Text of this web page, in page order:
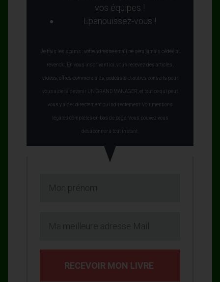
vos équipes !
Epanouissez-vous !
Je hais les spams : votre adresse email ne sera jamais cédée ni
revendu. En vous inscrivant ici, vous recevez des articles,
vidéos, offres commerciales, podcasts et autres conseils pour
vous aider à devenir UN GRAND MANAGER, et tout ce qui peut
vous y aider directement ou indirectement. Voir mentions
légales complètes en bas de page. Vous pouvez vous
désabonner à tout instant.
RECEVOIR MON LIVRE